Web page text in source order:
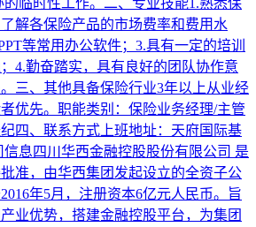
解各保险产品的市场费率和费用水
等常用办公软件；3.具有一定的培训
4.勤奋踏实，具有良好的团队协作意
三、其他具备保险行业3年以上从业经
优先。职能类别：保险业务经理/主管
四、联系方式上班地址：天府国际基
息四川华西金融控股股份有限公司 是
准，由华西集团发起设立的全资子公
年5月，注册资本6亿元人民币。旨
业优势，搭建金融控股平台，为集团